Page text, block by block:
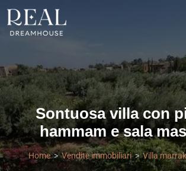
Sontuosa villa con
hammam e sala
Home Vendite immobiliari Villa